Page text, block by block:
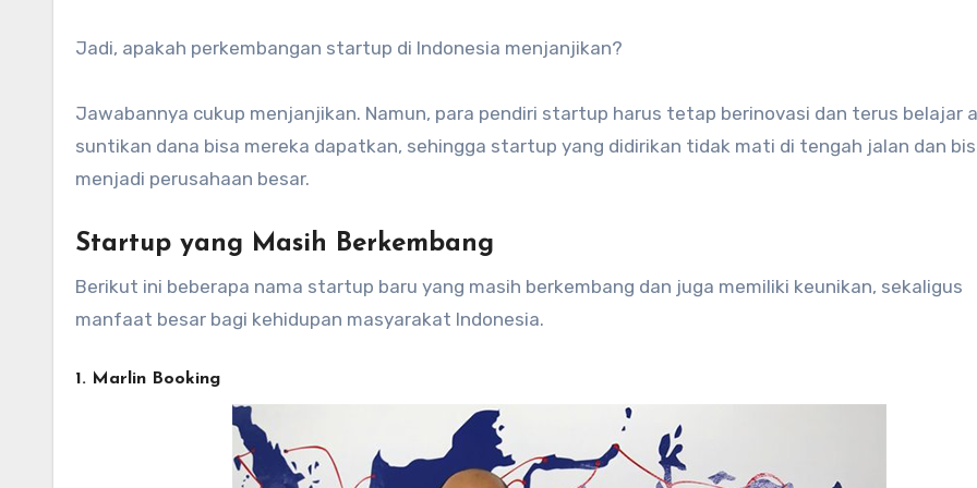
Jadi, apakah perkembangan startup di Indonesia menjanjikan?
Jawabannya cukup menjanjikan. Namun, para pendiri startup harus tetap berinovasi dan terus belajar
suntikan dana bisa mereka dapatkan, sehingga startup yang didirikan tidak mati di tengah jalan dan
menjadi perusahaan besar.
Startup yang Masih Berkembang
Berikut ini beberapa nama startup baru yang masih berkembang dan juga memiliki keunikan, sekaligus
manfaat besar bagi kehidupan masyarakat Indonesia.
1. Marlin Booking